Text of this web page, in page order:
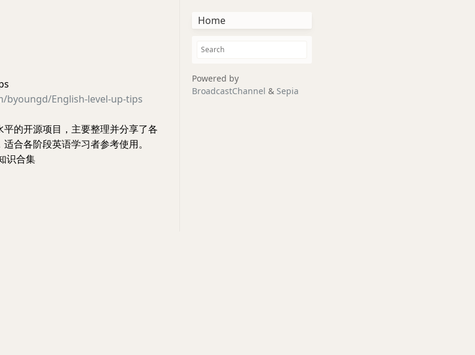
byoungd/English-level-up-tips
的开源项目，主要整理并分享了各
合各阶段英语学习者参考使用。
识合集
Home
Powered by
BroadcastChannel & Sepia